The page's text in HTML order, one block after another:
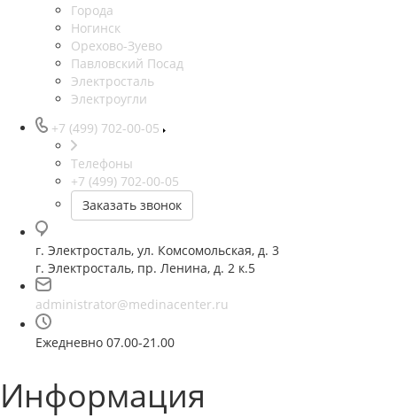
Города
Ногинск
Орехово-Зуево
Павловский Посад
Электросталь
Электроугли
+7 (499) 702-00-05
Телефоны
+7 (499) 702-00-05
Заказать звонок
г. Электросталь, ул. Комсомольская, д. 3
г. Электросталь, пр. Ленина, д. 2 к.5
administrator@medinacenter.ru
Ежедневно 07.00-21.00
Информация